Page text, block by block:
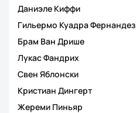
Даниэле Киффи
Гильермо Куадра Фернандез
Брам Ван Дрише
Лукас Фандрих
Свен Яблонски
Кристиан Дингерт
Жереми Пиньяр